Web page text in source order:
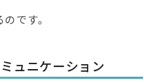
です。
ュニケーション